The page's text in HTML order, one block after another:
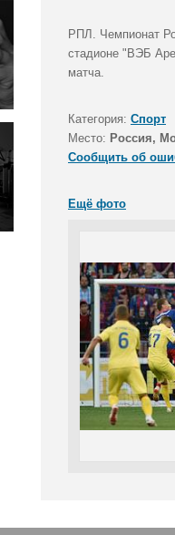
РПЛ. Чемпионат
стадионе "ВЭБ
матча.
Категория: Спорт
Место: Россия,
Сообщить об
Ещё фото